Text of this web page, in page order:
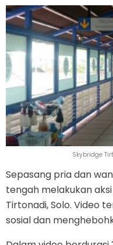
Skybridge
Sepasang pria dan
tengah melakukan
Tirtonadi, Solo. Video
sosial dan